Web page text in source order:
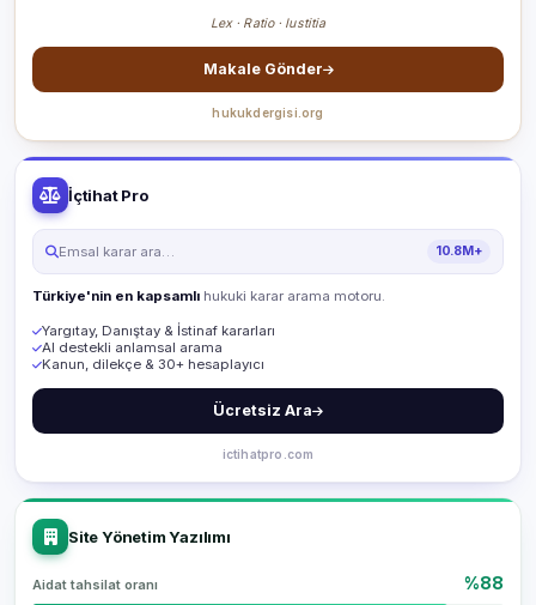
Lex · Ratio · Iustitia
Makale Gönder
hukukdergisi.org
İçtihat Pro
Emsal karar ara… 10.8M+
Türkiye'nin en kapsamlı hukuki karar arama motoru.
Yargıtay, Danıştay & İstinaf kararları
AI destekli anlamsal arama
Kanun, dilekçe & 30+ hesaplayıcı
Ücretsiz Ara
ictihatpro.com
Site Yönetim Yazılımı
Aidat tahsilat oranı %88